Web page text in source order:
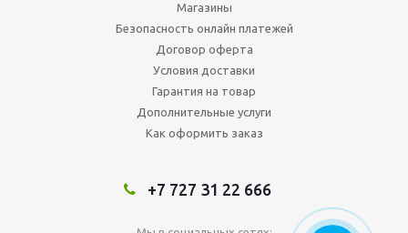
Магазины
Безопасность онлайн платежей
Договор оферта
Условия доставки
Гарантия на товар
Дополнительные услуги
Как оформить заказ
+7 727 31 22 666